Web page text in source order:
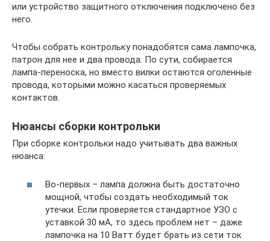
или устройство защитного отключения подключено без
него.
Чтобы собрать контрольку понадобятся сама лампочка,
патрон для нее и два провода. По сути, собирается
лампа-переноска, но вместо вилки остаются оголенные
провода, которыми можно касаться проверяемых
контактов.
Нюансы сборки контрольки
При сборке контрольки надо учитывать два важных
нюанса:
Во-первых – лампа должна быть достаточно
мощной, чтобы создать необходимый ток
утечки. Если проверяется стандартное УЗО с
уставкой 30 мА, то здесь проблем нет – даже
лампочка на 10 Ватт будет брать из сети ток